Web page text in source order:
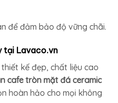
để đảm bảo độ vững chãi.
tại Lavaco.vn
kế đẹp, chất liệu cao
cafe tròn mặt đá ceramic
hoàn hảo cho mọi không